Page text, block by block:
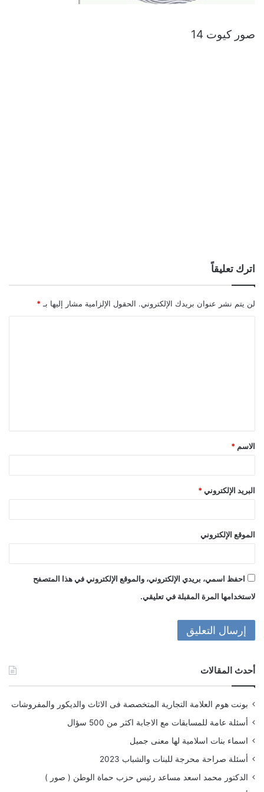
صور كيوت 14
اترك تعليقاً
لن يتم نشر عنوان بريدك الإلكتروني. الحقول الإلزامية مشار إليها بـ *
ق
*
الاسم *
البريد الإلكتروني *
الموقع الإلكتروني
احفظ اسمي، بريدي الإلكتروني، والموقع الإلكتروني في هذا المتصفح
لاستخدامها المرة المقبلة في تعليقي.
أحدث المقالات
بونت هوم العلامة التجارية المتخصصة فى الاثاث والديكور والمفروشات
أسئلة عامة للمسابقات مع الاجابة اكثر من 500 سؤال
اسماء بنات اسلامية لها معنى جميل
أسئلة صراحة محرجة للبنات والشباب 2023
الدكتور محمد اسعد مساعد رئيس حزب حماة الوطن ( صور )